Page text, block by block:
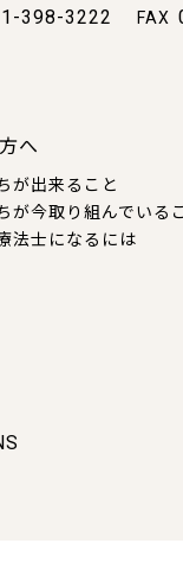
398-3222 FAX
へ
が出来ること
が今取り組んでいる
法士になるには